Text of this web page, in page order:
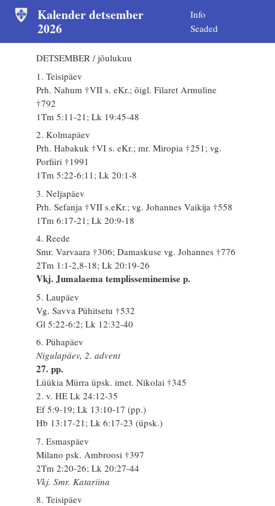
Kalender detsember
2026
Info
Seaded
DETSEMBER / jõulukuu
1. Teisipäev
Prh. Nahum †VII s. eKr.; õigl. Filaret Armuline
†792
1Tm 5:11-21; Lk 19:45-48
2. Kolmapäev
Prh. Habakuk †VI s. eKr.; mr. Miropia †251; vg.
Porfiiri †1991
1Tm 5:22-6:11; Lk 20:1-8
3. Neljapäev
Prh. Sefanja †VII s.eKr.; vg. Johannes Vaikija †558
1Tm 6:17-21; Lk 20:9-18
4. Reede
Smr. Varvaara †306; Damaskuse vg. Johannes †776
2Tm 1:1-2,8-18; Lk 20:19-26
Vkj. Jumalaema templisseminemise p.
5. Laupäev
Vg. Savva Pühitsetu †532
Gl 5:22-6:2; Lk 12:32-40
6. Pühapäev
Nigulapäev, 2. advent
27. pp.
Lüükia Mürra üpsk. imet. Nikolai †345
2. v. HE Lk 24:12-35
Ef 5:9-19; Lk 13:10-17 (pp.)
Hb 13:17-21; Lk 6:17-23 (üpsk.)
7. Esmaspäev
Milano psk. Ambroosi †397
2Tm 2:20-26; Lk 20:27-44
Vkj. Smr. Katariina
8. Teisipäev